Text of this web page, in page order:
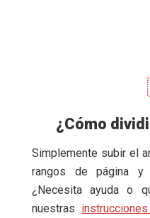
¿Cómo
Simplemente subir el
rangos de página
¿Necesita ayuda o
nuestras